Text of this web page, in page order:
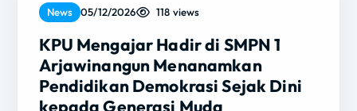
News 05/12/2026 118 views
KPU Mengajar Hadir di SMPN 1
Arjawinangun Menanamkan
Pendidikan Demokrasi Sejak Dini
kepada Generasi Muda